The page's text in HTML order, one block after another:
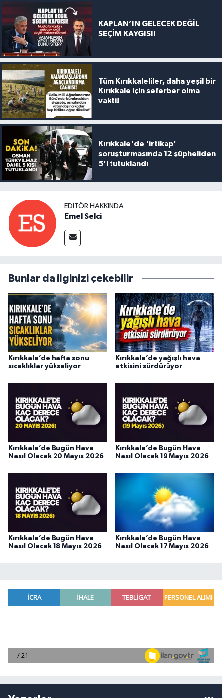
KAPLAN’IN GELECEK DEĞİL
SEÇİM KAYGISI!
Tüm Kırıkkaleliler, daha yeşil bir
Kırıkkale için seferber olma
vakti!
Kırıkkale'de 'irtikap'
soruşturmasında 12 şüpheliden
5’i tutuklandı
EDITÖR HAKKINDA
Emel Selci
Bunlar da ilginizi çekebilir
Kırıkkale’de hafta sonu
sıcaklıklar yükseliyor
Kırıkkale’de yağışlı hava
etkisini sürdürüyor
Kırıkkale’de Bugün Hava
Nasıl Olacak 20 Mayıs 2026
Kırıkkale’de Bugün Hava
Nasıl Olacak 19 Mayıs 2026
Kırıkkale’de Bugün Hava
Nasıl Olacak 18 Mayıs 2026
Kırıkkale’de Bugün Hava
Nasıl Olacak 17 Mayıs 2026